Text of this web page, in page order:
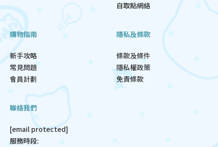
自取點網絡
購物指南
新手攻略
常見問題
會員計劃
隱私及條款
條款及條件
隱私權政策
免責條款
聯絡我們
[email protected]
服務時段: